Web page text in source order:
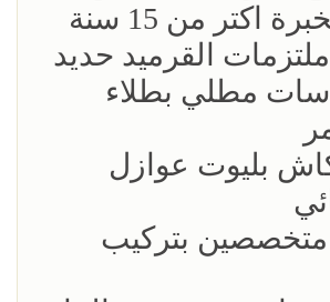
اكتر من 15 سنة
ملتزمات القرميد حديد
مطلي بطلاء
بليوت عوازل
متخصصين بتركيب